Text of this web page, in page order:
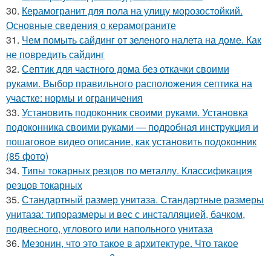
30. Керамогранит для пола на улицу морозостойкий.
Основные сведения о керамограните
31. Чем помыть сайдинг от зеленого налета на доме. Как
не повредить сайдинг
32. Септик для частного дома без откачки своими
руками. Выбор правильного расположения септика на
участке: нормы и ограничения
33. Установить подоконник своими руками. Установка
подоконника своими руками — подробная инструкция и
пошаговое видео описание, как установить подоконник
(85 фото)
34. Типы токарных резцов по металлу. Классификация
резцов токарных
35. Стандартный размер унитаза. Стандартные размеры
унитаза: типоразмеры и вес с инсталляцией, бачком,
подвесного, углового или напольного унитаза
36. Мезонин, что это такое в архитектуре. Что такое